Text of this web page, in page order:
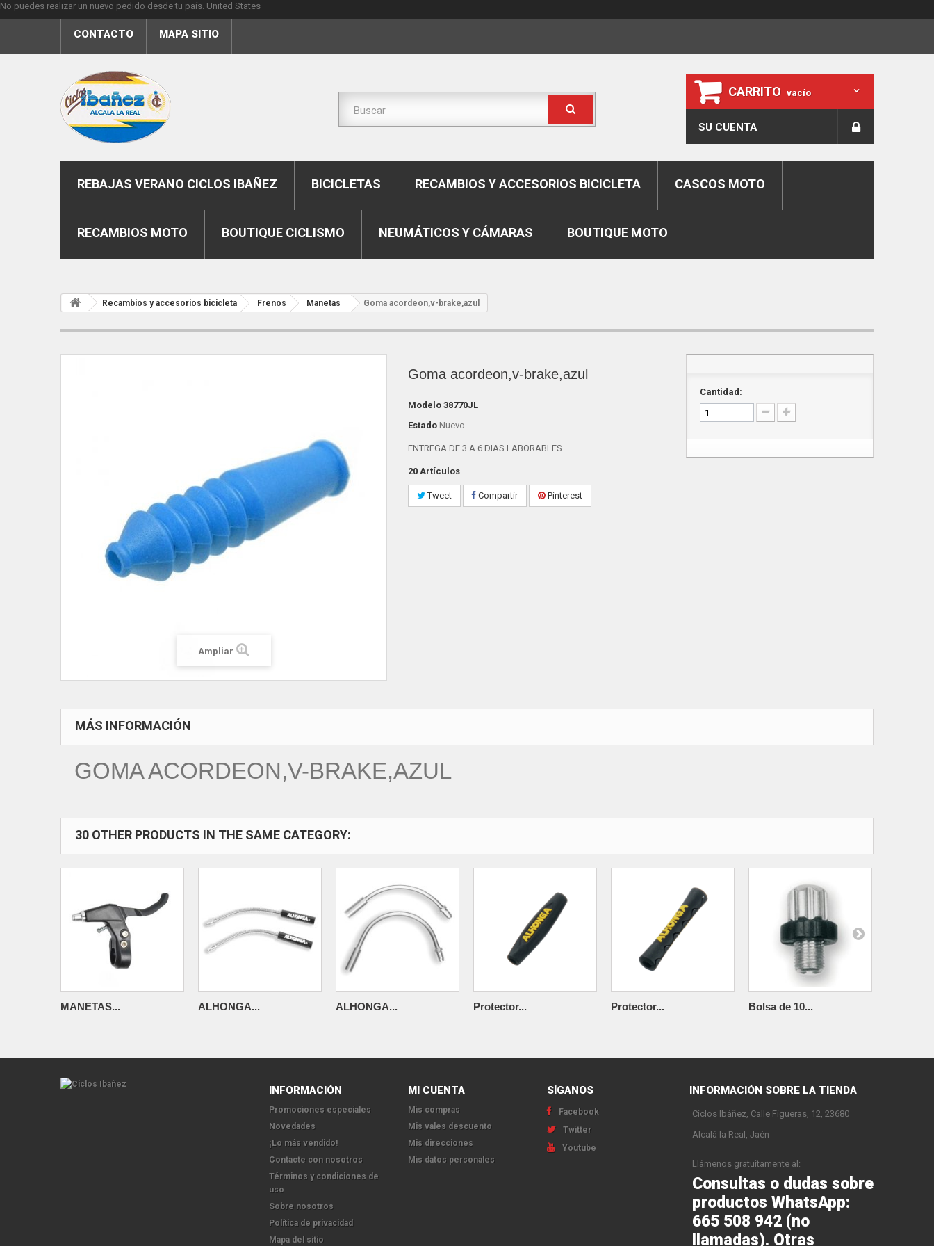
No puedes realizar un nuevo pedido desde tu país. United States
CONTACTO MAPA SITIO
CARRITO vacío
SU CUENTA
REBAJAS VERANO CICLOS IBAÑEZ BICICLETAS RECAMBIOS Y ACCESORIOS BICICLETA CASCOS MOTO
RECAMBIOS MOTO BOUTIQUE CICLISMO NEUMÁTICOS Y CÁMARAS BOUTIQUE MOTO
Recambios y accesorios bicicleta Frenos Manetas Goma acordeon,v-brake,azul
Ampliar
Goma acordeon,v-brake,azul
Modelo 38770JL
Estado Nuevo
ENTREGA DE 3 A 6 DIAS LABORABLES
20 Artículos
Tweet Compartir Pinterest
Cantidad:
MÁS INFORMACIÓN
GOMA ACORDEON,V-BRAKE,AZUL
30 OTHER PRODUCTS IN THE SAME CATEGORY:
MANETAS... ALHONGA... ALHONGA... Protector... Protector... Bolsa de 10...
INFORMACIÓN
Promociones especiales
Novedades
¡Lo más vendido!
Contacte con nosotros
Términos y condiciones de
uso
Sobre nosotros
Política de privacidad
Mapa del sitio
MI CUENTA
Mis compras
Mis vales descuento
Mis direcciones
Mis datos personales
SÍGANOS
Facebook
Twitter
Youtube
INFORMACIÓN SOBRE LA TIENDA
Ciclos Ibáñez, Calle Figueras, 12, 23680
Alcalá la Real, Jaén
Llámenos gratuitamente al:
Consultas o dudas sobre
productos WhatsApp:
665 508 942 (no
llamadas). Otras